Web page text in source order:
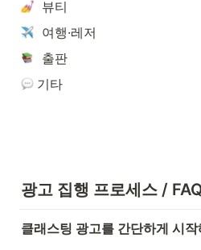
  뷰티
  여행·레저
  출판
기타
광고 집행 프로세스 /
클래스팅 광고를 간단하게 시